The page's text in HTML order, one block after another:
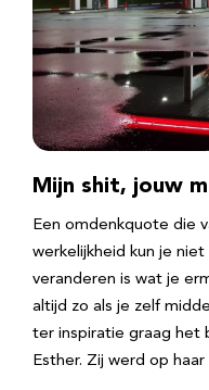
Mijn shit, jouw
Een omdenkquote die
werkelijkheid kun je
veranderen is wat je
altijd zo als je zelf
ter inspiratie graag het
Esther. Zij werd op